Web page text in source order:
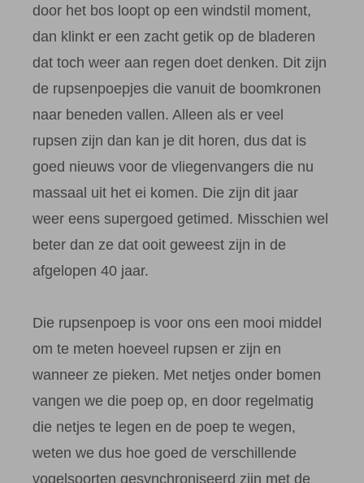
door het bos loopt op een windstil moment,
dan klinkt er een zacht getik op de bladeren
dat toch weer aan regen doet denken. Dit zijn
de rupsenpoepjes die vanuit de boomkronen
naar beneden vallen. Alleen als er veel
rupsen zijn dan kan je dit horen, dus dat is
goed nieuws voor de vliegenvangers die nu
massaal uit het ei komen. Die zijn dit jaar
weer eens supergoed getimed. Misschien wel
beter dan ze dat ooit geweest zijn in de
afgelopen 40 jaar.
Die rupsenpoep is voor ons een mooi middel
om te meten hoeveel rupsen er zijn en
wanneer ze pieken. Met netjes onder bomen
vangen we die poep op, en door regelmatig
die netjes te legen en de poep te wegen,
weten we dus hoe goed de verschillende
vogelsoorten gesynchroniseerd zijn met de